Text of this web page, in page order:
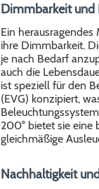
Dimmbarkeit und
Ein
ihre Dimmbarkeit.
je nach Bedarf
auch die
ist speziell für den
(EVG) konzipiert,
200° bietet sie eine
gleichmäßige
Nachhaltigkeit